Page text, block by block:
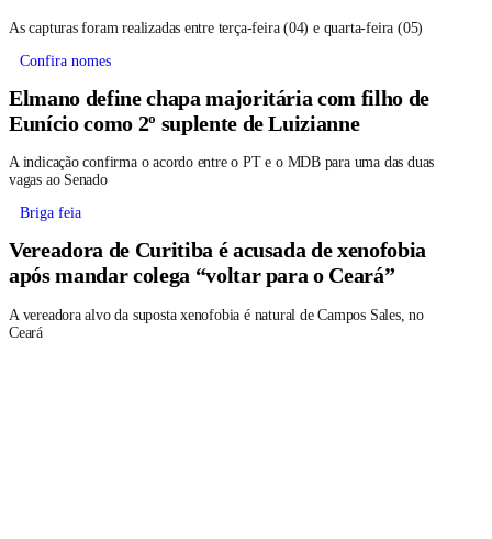
As capturas foram realizadas entre terça-feira (04) e quarta-feira (05)
Confira nomes
Elmano define chapa majoritária com filho de
Eunício como 2º suplente de Luizianne
A indicação confirma o acordo entre o PT e o MDB para uma das duas
vagas ao Senado
Briga feia
Vereadora de Curitiba é acusada de xenofobia
após mandar colega “voltar para o Ceará”
A vereadora alvo da suposta xenofobia é natural de Campos Sales, no
Ceará